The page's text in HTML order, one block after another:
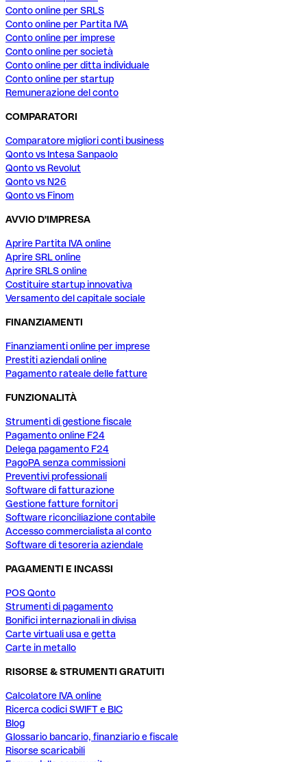
Conto online per SRLS
Conto online per Partita IVA
Conto online per imprese
Conto online per società
Conto online per ditta individuale
Conto online per startup
Remunerazione del conto
COMPARATORI
Comparatore migliori conti business
Qonto vs Intesa Sanpaolo
Qonto vs Revolut
Qonto vs N26
Qonto vs Finom
AVVIO D'IMPRESA
Aprire Partita IVA online
Aprire SRL online
Aprire SRLS online
Costituire startup innovativa
Versamento del capitale sociale
FINANZIAMENTI
Finanziamenti online per imprese
Prestiti aziendali online
Pagamento rateale delle fatture
FUNZIONALITÀ
Strumenti di gestione fiscale
Pagamento online F24
Delega pagamento F24
PagoPA senza commissioni
Preventivi professionali
Software di fatturazione
Gestione fatture fornitori
Software riconciliazione contabile
Accesso commercialista al conto
Software di tesoreria aziendale
PAGAMENTI E INCASSI
POS Qonto
Strumenti di pagamento
Bonifici internazionali in divisa
Carte virtuali usa e getta
Carte in metallo
RISORSE & STRUMENTI GRATUITI
Calcolatore IVA online
Ricerca codici SWIFT e BIC
Blog
Glossario bancario, finanziario e fiscale
Risorse scaricabili